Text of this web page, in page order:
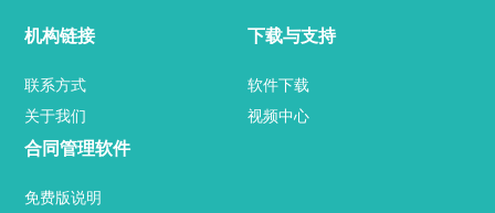
业内新闻
官方博客
关于我们
联系方式
机构链接
联系方式
关于我们
下载与支持
软件下载
视频中心
合同管理软件
免费版说明